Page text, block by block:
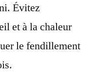
Évitez
et à la chaleur
le fendillement